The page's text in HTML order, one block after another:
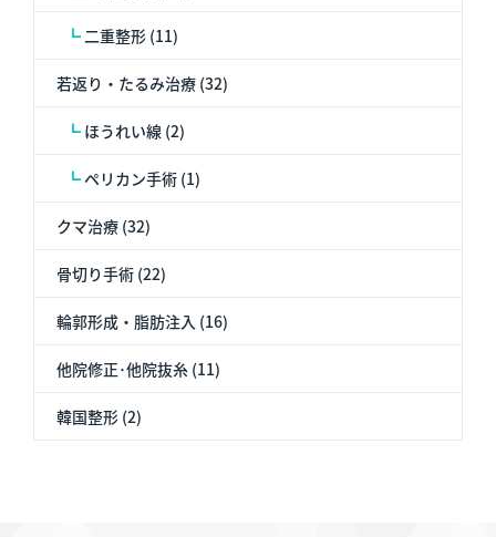
┗二重整形 (11)
若返り・たるみ治療 (32)
┗ほうれい線 (2)
┗ペリカン手術 (1)
クマ治療 (32)
骨切り手術 (22)
輪郭形成・脂肪注入 (16)
他院修正･他院抜糸 (11)
韓国整形 (2)